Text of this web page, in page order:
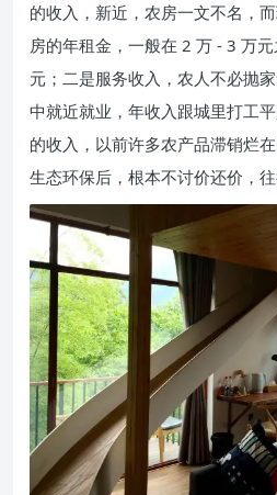
的收入，新近，农房一文不名，
房的年租金，一般在 2 万 - 3 万
元；二是服务收入，农人不必抛
中就近就业，年收入跟城里打工
的收入，以前许多农产品滞销烂
生态环保后，根本不讨价还价，往